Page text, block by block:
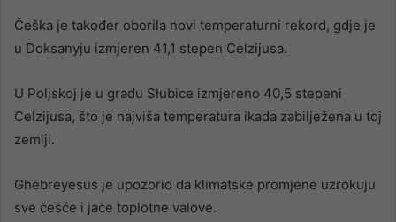
Češka je također oborila novi temperaturni rekord, gdje je
u Doksanyju izmjeren 41,1 stepen Celzijusa.
U Poljskoj je u gradu Słubice izmjereno 40,5 stepeni
Celzijusa, što je najviša temperatura ikada zabilježena u toj
zemlji.
Ghebreyesus je upozorio da klimatske promjene uzrokuju
sve češće i jače toplotne valove.